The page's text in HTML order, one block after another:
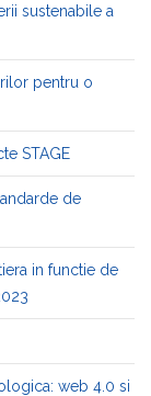
sustenabile a
pentru o
STAGE
de
in functie de
web 4.0 si